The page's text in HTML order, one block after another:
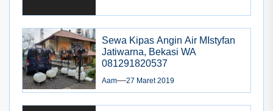
Sewa Kipas Angin Air MIstyfan
Jatiwarna, Bekasi WA
081291820537
Aam 27 Maret 2019